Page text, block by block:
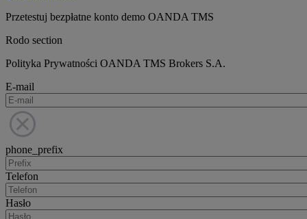
Przetestuj bezpłatne konto demo OANDA TMS
Rodo section
Polityka Prywatności OANDA TMS Brokers S.A.
E-mail
phone_prefix
Telefon
Hasło